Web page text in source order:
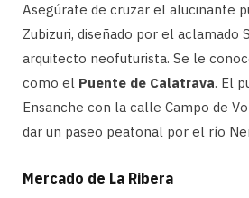
Asegúrate de cruzar el alucinante
Zubizuri, diseñado por el aclamado
arquitecto neofuturista. Se le
como el Puente de Calatrava. El
Ensanche con la calle Campo de
dar un paseo peatonal por el río
Mercado de La Ribera